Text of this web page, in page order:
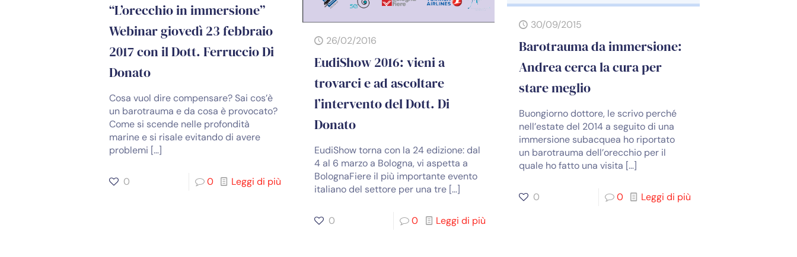
“L’orecchio in immersione”
Webinar giovedì 23 febbraio
2017 con il Dott. Ferruccio Di
Donato
Cosa vuol dire compensare? Sai cos’è
un barotrauma e da cosa è provocato?
Come si scende nelle profondità
marine e si risale evitando di avere
problemi […]
0 0 Leggi di più
26/02/2016
EudiShow 2016: vieni a
trovarci e ad ascoltare
l’intervento del Dott. Di
Donato
EudiShow torna con la 24 edizione: dal
4 al 6 marzo a Bologna, vi aspetta a
BolognaFiere il più importante evento
italiano del settore per una tre[…]
0 0 Leggi di più
30/09/2015
Barotrauma da immersione:
Andrea cerca la cura per
stare meglio
Buongiorno dottore, le scrivo perché
nell’estate del 2014 a seguito di una
immersione subacquea ho riportato
un barotrauma dell’orecchio per il
quale ho fatto una visita […]
0 0 Leggi di più